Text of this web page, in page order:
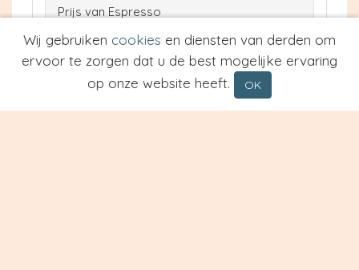
Prijs van Espresso
Prijs van Cappuccino
Type
Wij gebruiken cookies en diensten van derden om
ervoor te zorgen dat u de best mogelijke ervaring
op onze website heeft.
OK